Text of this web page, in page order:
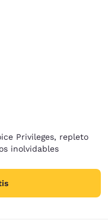
Privileges, repleto
inolvidables